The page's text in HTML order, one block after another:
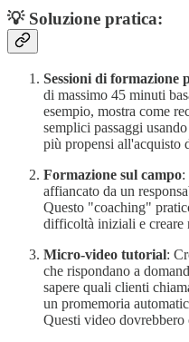
💡 Soluzione pratica:
Sessioni di formazione
di massimo 45 minuti
esempio, mostra come
semplici passaggi
più propensi all'acquisto
Formazione sul campo:
affiancato da un
Questo "coaching"
difficoltà iniziali e creare
Micro-video tutorial:
che rispondano a
sapere quali clienti
un promemoria
Questi video dovrebbero